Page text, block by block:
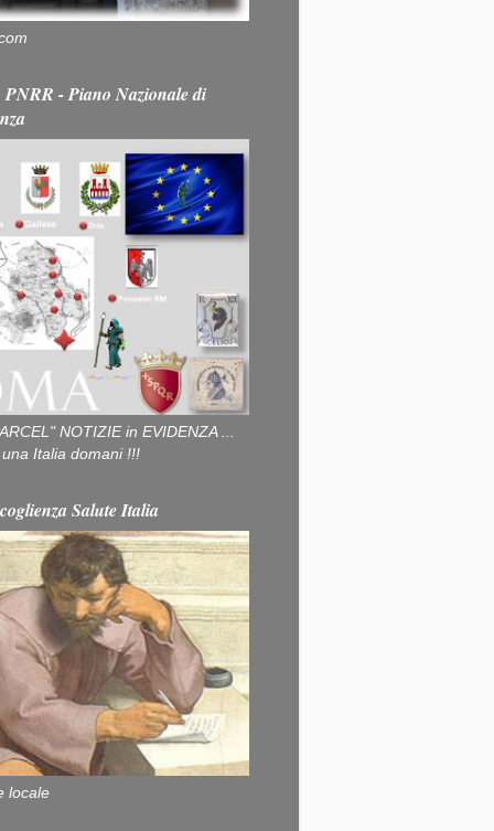
- Piano Nazionale di
NOTIZIE in EVIDENZA ...
Italia domani !!!
Salute Italia
locale